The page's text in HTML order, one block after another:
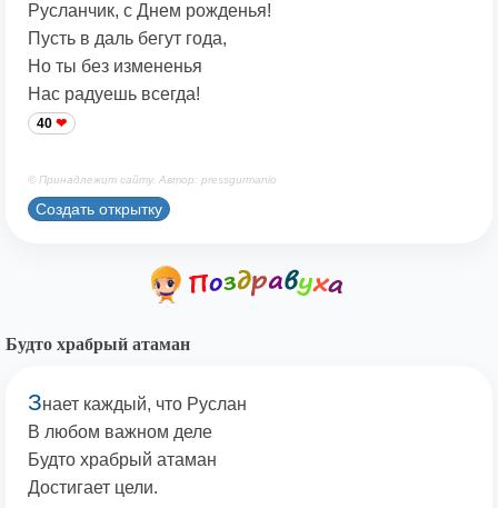
Русланчик, с Днем рожденья!
Пусть в даль бегут года,
Но ты без измененья
Нас радуешь всегда!
40
© Принадлежит сайту. Автор: pressgurmanio
Создать открытку
Будто храбрый атаман
Знает каждый, что Руслан
В любом важном деле
Будто храбрый атаман
Достигает цели.